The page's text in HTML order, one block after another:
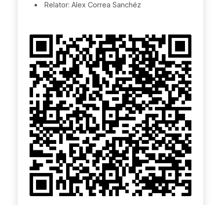
Relator: Alex Correa Sanchéz